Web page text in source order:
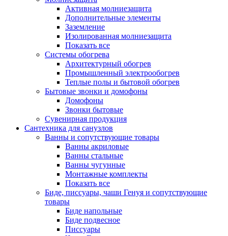
Активная молниезащита
Дополнительные элементы
Заземление
Изолированная молниезащита
Показать все
Системы обогрева
Архитектурный обогрев
Промышленный электрообогрев
Теплые полы и бытовой обогрев
Бытовые звонки и домофоны
Домофоны
Звонки бытовые
Сувенирная продукция
Сантехника для санузлов
Ванны и сопутствующие товары
Ванны акриловые
Ванны стальные
Ванны чугунные
Монтажные комплекты
Показать все
Биде, писсуары, чаши Генуя и сопутствующие
товары
Биде напольные
Биде подвесное
Писсуары